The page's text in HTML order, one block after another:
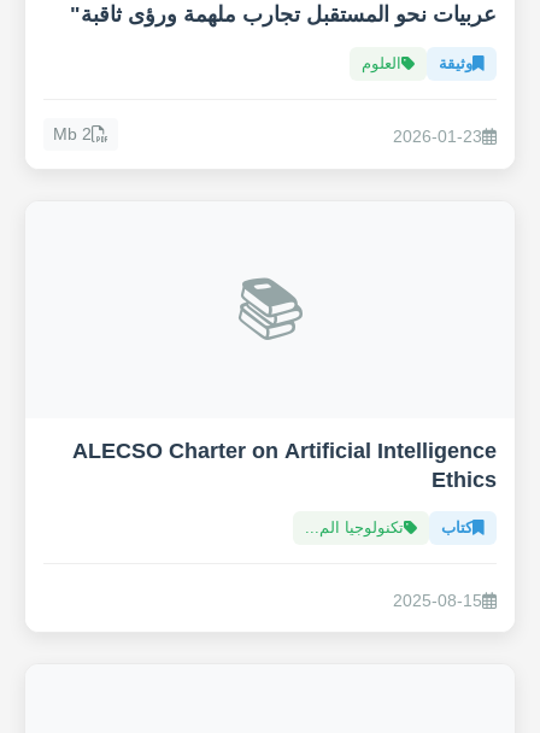
عربيات نحو المستقبل تجارب ملهمة ورؤى ثاقبة"
وثيقة العلوم
2026-01-23
2 Mb
📚
ALECSO Charter on Artificial Intelligence
Ethics
كتاب تكنولوجيا الم...
2025-08-15